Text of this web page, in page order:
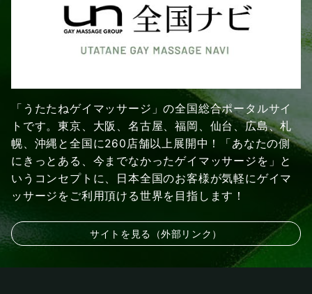
「うたたねゲイマッサージ」の全国総合ポータルサイ
トです。東京、大阪、名古屋、福岡、仙台、広島、札
幌、沖縄と全国に260店舗以上展開中！「あなたの側
にきっとある、今までなかったゲイマッサージを」と
いうコンセプトに、日本全国のお客様が気軽にゲイマ
ッサージをご利用頂ける世界を目指します！
サイトを見る（外部リンク）